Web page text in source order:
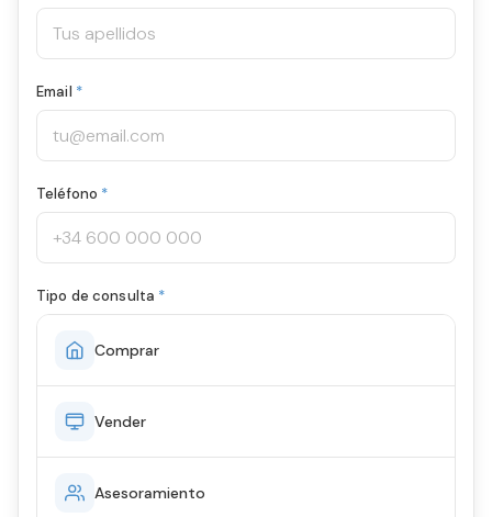
Email *
Teléfono *
Tipo de consulta *
Comprar
Vender
Asesoramiento